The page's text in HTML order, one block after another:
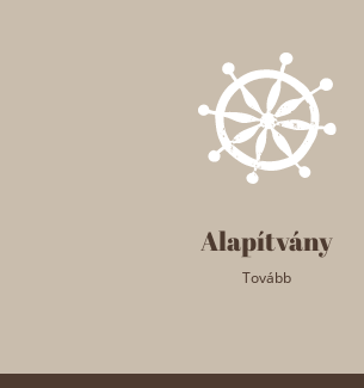
Alapítvány
Tovább